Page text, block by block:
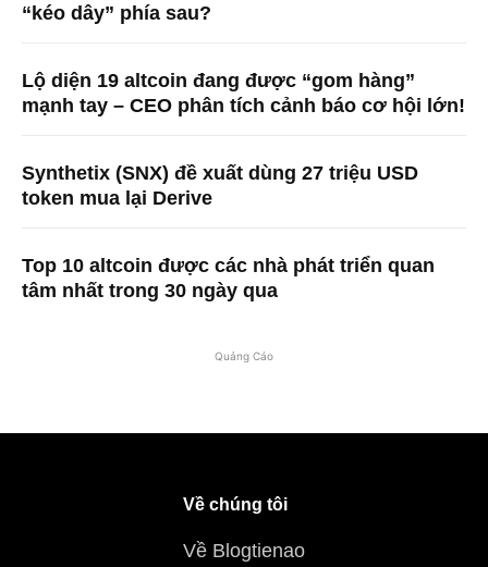
“kéo dây” phía sau?
Lộ diện 19 altcoin đang được “gom hàng”
mạnh tay – CEO phân tích cảnh báo cơ hội lớn!
Synthetix (SNX) đề xuất dùng 27 triệu USD
token mua lại Derive
Top 10 altcoin được các nhà phát triển quan
tâm nhất trong 30 ngày qua
Quảng Cáo
Về chúng tôi
Về Blogtienao